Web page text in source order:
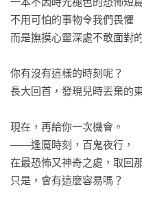
不用可怕的事物令我們畏懼
而是撫摸心靈深處不敢面對
你有沒有這樣的時刻呢？
長大回首，發現兒時丟棄的
現在，再給你一次機會。
——逢魔時刻，百鬼夜行，
在最恐怖又神奇之處，取回
只是，會有這麼容易嗎？